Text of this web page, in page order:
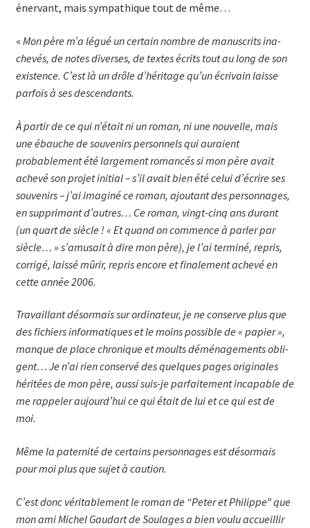
énervant, mais sympathique tout de même…
« Mon père m’a légué un certain nombre de manuscrits ina­
che­vés, de notes diverses, de textes écrits tout au long de son
existence. C’est là un drôle d’héritage qu’un écrivain laisse
parfois à ses des­cen­­dants.
À partir de ce qui n’était ni un roman, ni une nouvelle, mais
une ébauche de souvenirs person­nels qui auraient
probablement été lar­ge­ment romancés si mon père avait
achevé son projet initial – s’il avait bien été celui d’écrire ses
souve­nirs – j’ai imaginé ce roman, ajou­tant des per­sonnages,
en sup­pri­mant d’autres… Ce roman, vingt-cinq ans durant
(un quart de siècle ! « Et quand on commence à par­ler par
siècle… » s’amusait à dire mon père), je l’ai ter­miné, repris,
corrigé, laissé mûrir, repris encore et fina­lement achevé en
cette année 2006.
Travaillant désormais sur ordinateur, je ne con­serve plus que
des fichiers informatiques et le moins possible de « papier »,
manque de place chronique et moults déménage­ments obli­
gent… Je n’ai rien conservé des quel­ques pages originales
héri­tées de mon père, aussi suis-je parfaitement incapable de
me rappeler aujour­d’hui ce qui était de lui et ce qui est de
moi.
Même la paternité de certains personnages est désormais
pour moi plus que sujet à caution.
C’est donc véritablement le roman de “Peter et Philippe” que
mon ami Michel Gaudart de Soulages a bien voulu accueillir